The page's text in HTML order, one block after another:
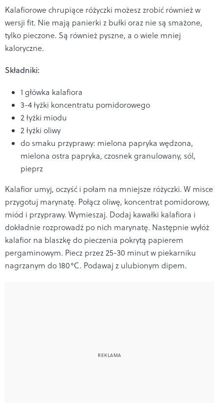
Kalafiorowe chrupiące różyczki możesz zrobić również w
wersji fit. Nie mają panierki z bułki oraz nie są smażone,
tylko pieczone. Są również pyszne, a o wiele mniej
kaloryczne.
Składniki:
1 główka kalafiora
3-4 łyżki koncentratu pomidorowego
2 łyżki miodu
2 łyżki oliwy
do smaku przyprawy: mielona papryka wędzona,
mielona ostra papryka, czosnek granulowany, sól,
pieprz
Kalafior umyj, oczyść i połam na mniejsze różyczki. W misce
przygotuj marynatę. Połącz oliwę, koncentrat pomidorowy,
miód i przyprawy. Wymieszaj. Dodaj kawałki kalafiora i
dokładnie rozprowadź po nich marynatę. Następnie wyłóż
kalafior na blaszkę do pieczenia pokrytą papierem
pergaminowym. Piecz przez 25-30 minut w piekarniku
nagrzanym do 180°C. Podawaj z ulubionym dipem.